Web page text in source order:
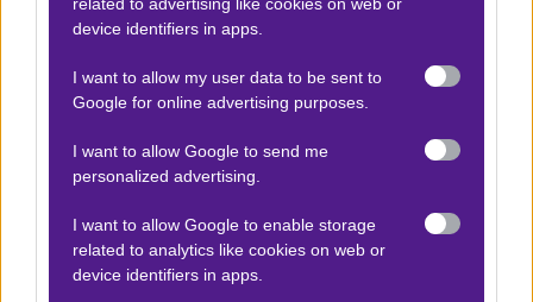
device identifiers in apps.
I want to allow my user data to be sent to
Google for online advertising purposes.
I want to allow Google to send me
personalized advertising.
I want to allow Google to enable storage
related to analytics like cookies on web or
device identifiers in apps.
ΕΘΙΣΜΟΥ & ΑΠΩΛΕΙΑΣ ΠΕΡΙΟΥΣΙΑΣ | ΓΡΑΜΜΗ
ΒΟΗΘΕΙΑΣ ΚΕΘΕΑ: 210 9237777 | ΠΑΙΞΕ ΥΠΕΥΘΥΝΑ
Προσφορές*
ΒΑΘΜΟΛΟΓΙΕΣ
Βαθμολογίες Ελλάδα - Stoiximan